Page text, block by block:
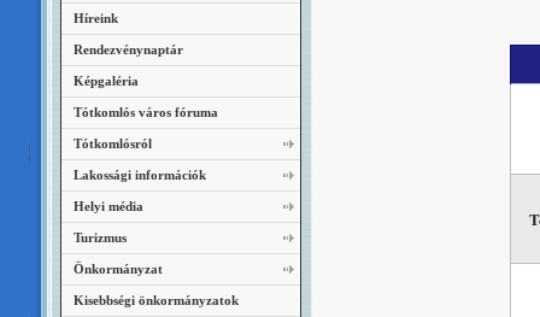
Híreink
Rendezvénynaptár
Képgaléria
Tótkomlós város fóruma
Tótkomlósról
Lakossági információk
Helyi média
Turizmus
Önkormányzat
Kisebbségi önkormányzatok